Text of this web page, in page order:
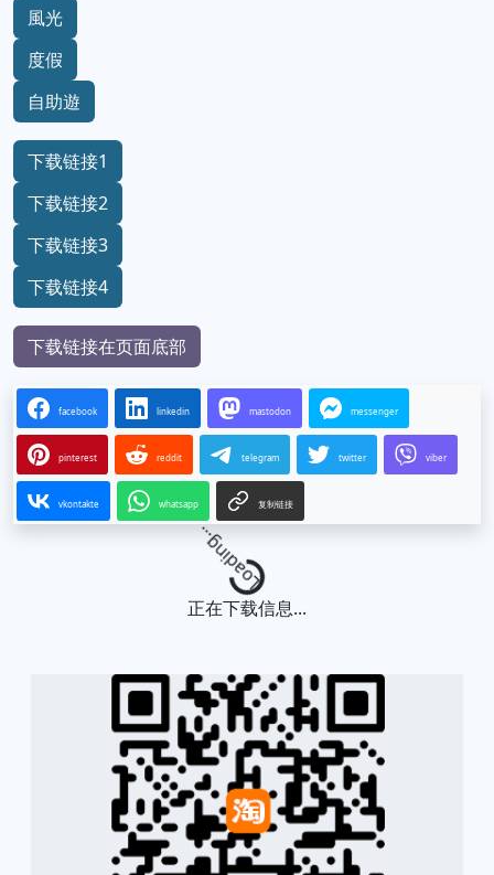
風光
度假
自助遊
下载链接1
下载链接2
下载链接3
下载链接4
下载链接在页面底部
facebook linkedin mastodon messenger
pinterest reddit telegram twitter viber
vkontakte whatsapp 复制链接
Loading...
正在下载信息...